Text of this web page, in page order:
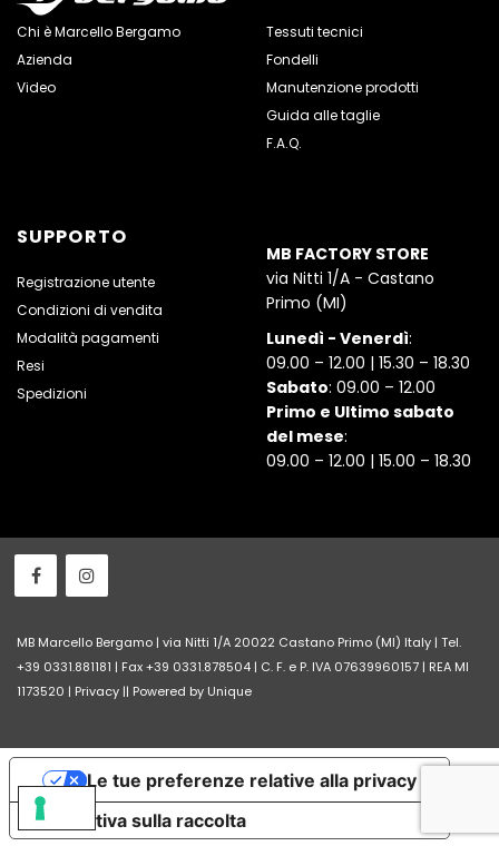
Chi è Marcello Bergamo
Azienda
Video
Tessuti tecnici
Fondelli
Manutenzione prodotti
Guida alle taglie
F.A.Q.
SUPPORTO
Registrazione utente
Condizioni di vendita
Modalità pagamenti
Resi
Spedizioni
MB FACTORY STORE
via Nitti 1/A - Castano
Primo (MI)
Lunedì - Venerdì:
09.00 – 12.00 | 15.30 – 18.30
Sabato: 09.00 – 12.00
Primo e Ultimo sabato
del mese:
09.00 – 12.00 | 15.00 – 18.30
MB Marcello Bergamo | via Nitti 1/A 20022 Castano Primo (MI) Italy | Tel.
+39 0331.881181 | Fax +39 0331.878504 | C. F. e P. IVA 07639960157 | REA MI
1173520 | Privacy || Powered by Unique
Informativa sulla raccolta
Le tue preferenze relative alla privacy